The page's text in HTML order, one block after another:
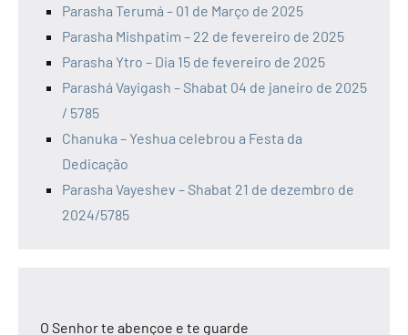
Parasha Terumá – 01 de Março de 2025
Parasha Mishpatim – 22 de fevereiro de 2025
Parasha Ytro – Dia 15 de fevereiro de 2025
Parashá Vayigash – Shabat 04 de janeiro de 2025
/ 5785
Chanuka – Yeshua celebrou a Festa da
Dedicação
Parasha Vayeshev – Shabat 21 de dezembro de
2024/5785
O Senhor te abençoe e te guarde